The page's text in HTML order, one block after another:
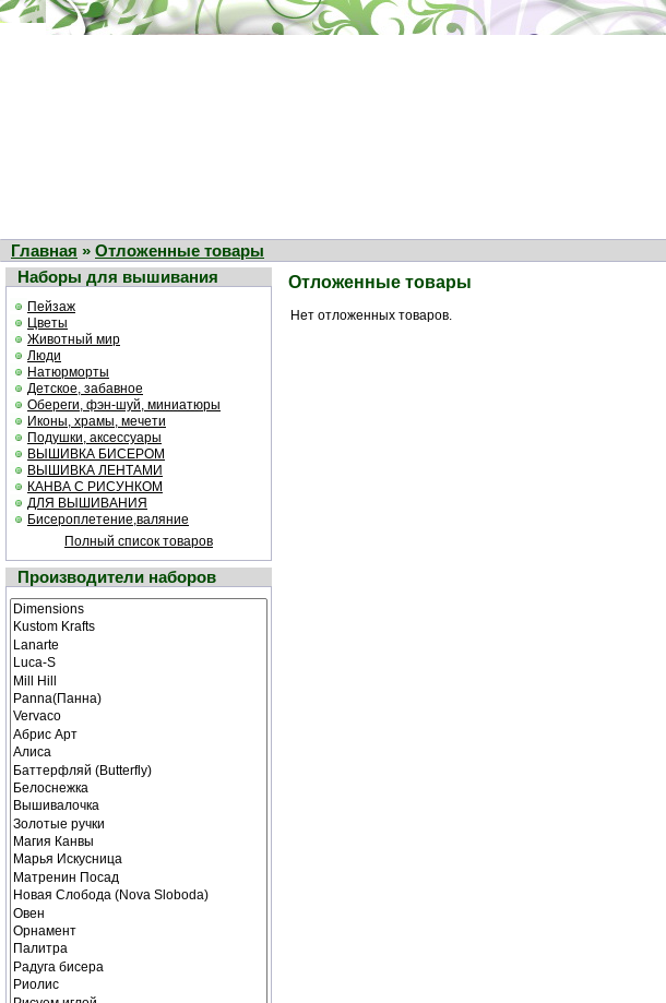
Главная » Отложенные товары
Наборы для вышивания
Пейзаж
Цветы
Животный мир
Люди
Натюрморты
Детское, забавное
Обереги, фэн-шуй, миниатюры
Иконы, храмы, мечети
Подушки, аксессуары
ВЫШИВКА БИСЕРОМ
ВЫШИВКА ЛЕНТАМИ
КАНВА С РИСУНКОМ
ДЛЯ ВЫШИВАНИЯ
Бисероплетение,валяние
Полный список товаров
Производители наборов
Отложенные товары
Нет отложенных товаров.